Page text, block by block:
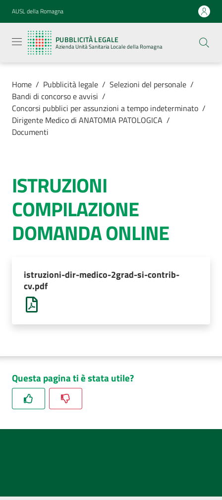
Vai al contenuto
Vai alla navigazione
Vai al footer
AUSL della Romagna
PUBBLICITÀ LEGALE
Azienda Unità Sanitaria Locale della Romagna
legale
Azienda
Unità
Locale della
Azienda
Luoghi di
cura
AUSL
Home / Pubblicità legale / Selezioni del personale /
Bandi di concorso e avvisi /
Concorsi pubblici per assunzioni a tempo indeterminato /
Dirigente Medico di ANATOMIA PATOLOGICA /
Documenti
ISTRUZIONI
COMPILAZIONE
DOMANDA ONLINE
istruzioni-dir-medico-2grad-si-contrib-
cv.pdf
Questa pagina ti è stata utile?